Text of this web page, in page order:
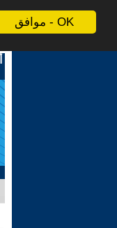
موافق - OK